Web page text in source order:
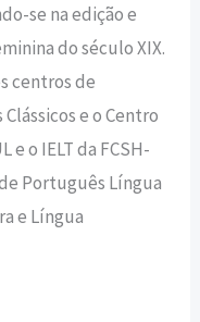
se na edição e
do século XIX.
centros de
e o Centro
e o IELT da FCSH-
Português Língua
e Língua